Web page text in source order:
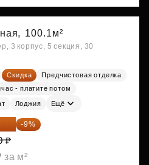
100.1м²
3 корпус, 5 секция, 30
Скидка
Предчистовая отделка
- платите потом
Лоджия Ещё
₽ -9%
₽
за м²